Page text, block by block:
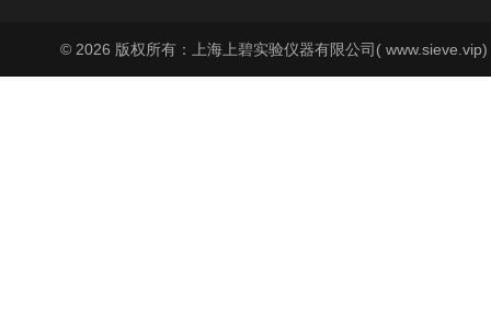
© 2026 版权所有：上海上碧实验仪器有限公司(